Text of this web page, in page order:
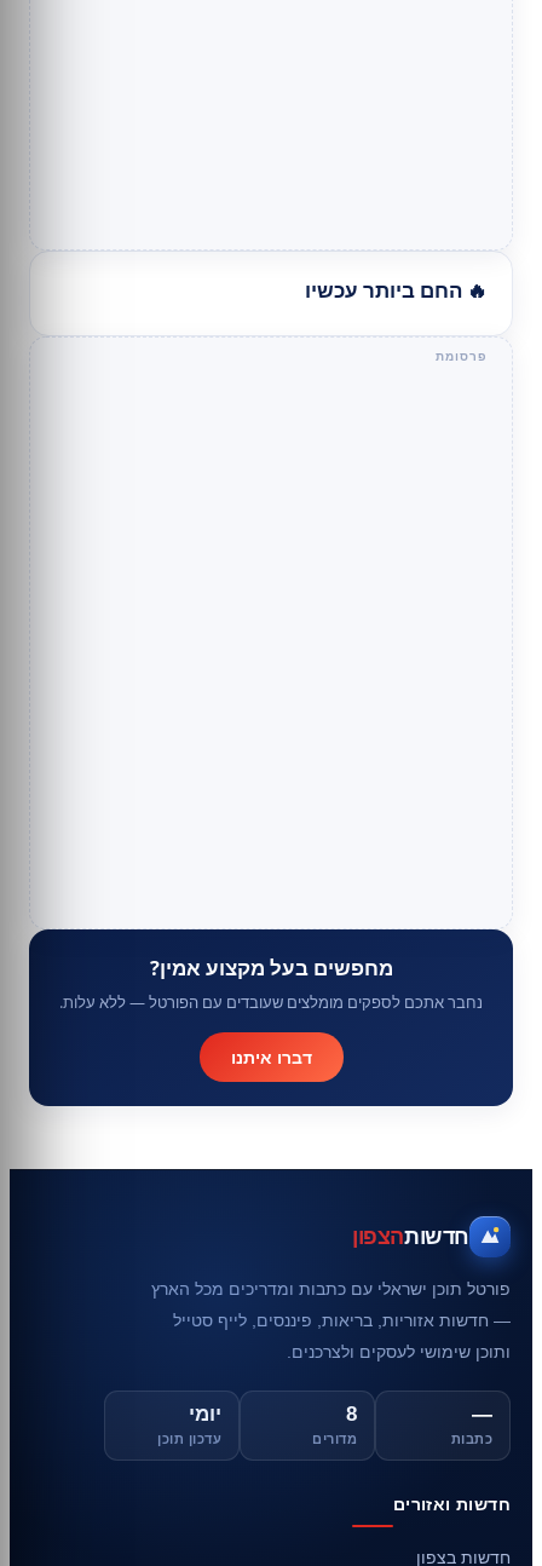
🔥 החם ביותר עכשיו
מחפשים בעל מקצוע אמין?
נחבר אתכם לספקים מומלצים שעובדים עם הפורטל — ללא עלות.
דברו איתנו
חדשותהצפון
פורטל תוכן ישראלי עם כתבות ומדריכים מכל הארץ
— חדשות אזוריות, בריאות, פיננסים, לייף סטייל
ותוכן שימושי לעסקים ולצרכנים.
—
כתבות
8
מדורים
יומי
עדכון תוכן
חדשות ואזורים
חדשות בצפון